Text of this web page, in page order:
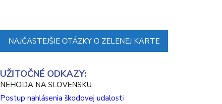
NAJČASTEJŠIE OTÁZKY O ZELENEJ KARTE
UŽITOČNÉ ODKAZY:
NEHODA NA SLOVENSKU
Postup nahlásenia škodovej udalosti